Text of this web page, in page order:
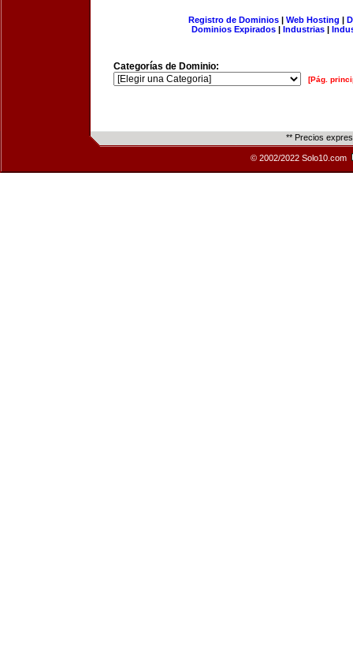
Registro de Dominios| Web Hosting |
Dominios Expirados | Industrias |
Categorías de Dominio:
[Pág.
** Precios
© 2002/2022 Solo10.com